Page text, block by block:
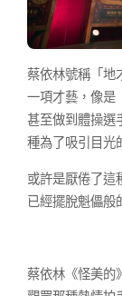
蔡依林號稱「地
一項才藝，像是
甚至做到體操選
種為了吸引目光
或許是厭倦了這
已經擺脫魁儡般
蔡依林《怪美的